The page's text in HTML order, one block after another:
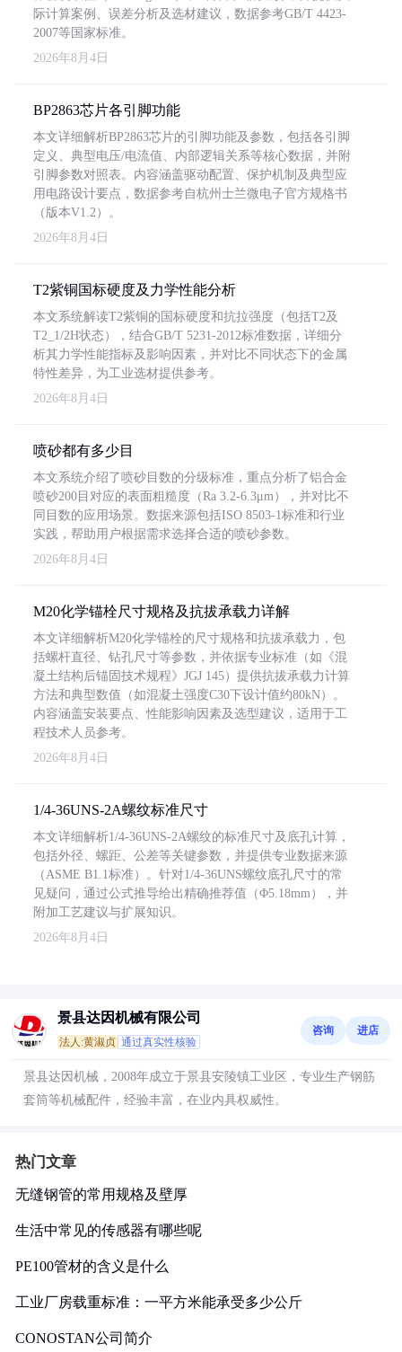
际计算案例、误差分析及选材建议，数据参考GB/T 4423-
2007等国家标准。
2026年8月4日
BP2863芯片各引脚功能
本文详细解析BP2863芯片的引脚功能及参数，包括各引脚
定义、典型电压/电流值、内部逻辑关系等核心数据，并附
引脚参数对照表。内容涵盖驱动配置、保护机制及典型应
用电路设计要点，数据参考自杭州士兰微电子官方规格书
（版本V1.2）。
2026年8月4日
T2紫铜国标硬度及力学性能分析
本文系统解读T2紫铜的国标硬度和抗拉强度（包括T2及
T2_1/2H状态），结合GB/T 5231-2012标准数据，详细分
析其力学性能指标及影响因素，并对比不同状态下的金属
特性差异，为工业选材提供参考。
2026年8月4日
喷砂都有多少目
本文系统介绍了喷砂目数的分级标准，重点分析了铝合金
喷砂200目对应的表面粗糙度（Ra 3.2-6.3μm），并对比不
同目数的应用场景。数据来源包括ISO 8503-1标准和行业
实践，帮助用户根据需求选择合适的喷砂参数。
2026年8月4日
M20化学锚栓尺寸规格及抗拔承载力详解
本文详细解析M20化学锚栓的尺寸规格和抗拔承载力，包
括螺杆直径、钻孔尺寸等参数，并依据专业标准（如《混
凝土结构后锚固技术规程》JGJ 145）提供抗拔承载力计算
方法和典型数值（如混凝土强度C30下设计值约80kN）。
内容涵盖安装要点、性能影响因素及选型建议，适用于工
程技术人员参考。
2026年8月4日
1/4-36UNS-2A螺纹标准尺寸
本文详细解析1/4-36UNS-2A螺纹的标准尺寸及底孔计算，
包括外径、螺距、公差等关键参数，并提供专业数据来源
（ASME B1.1标准）。针对1/4-36UNS螺纹底孔尺寸的常
见疑问，通过公式推导给出精确推荐值（Φ5.18mm），并
附加工艺建议与扩展知识。
2026年8月4日
景县达因机械有限公司
法人:黄淑贞 通过真实性核验
咨询 进店
景县达因机械，2008年成立于景县安陵镇工业区，专业生产钢筋
套筒等机械配件，经验丰富，在业内具权威性。
热门文章
无缝钢管的常用规格及壁厚
生活中常见的传感器有哪些呢
PE100管材的含义是什么
工业厂房载重标准：一平方米能承受多少公斤
CONOSTAN公司简介